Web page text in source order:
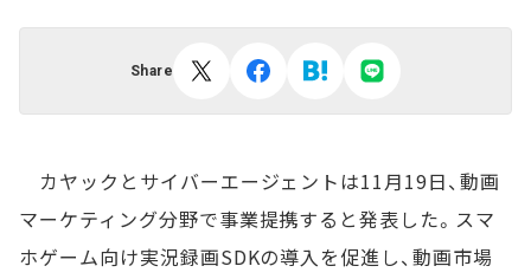
Share
カヤックとサイバーエージェントは11月19日、動画
マーケティング分野で事業提携すると発表した。スマ
ホゲーム向け実況録画SDKの導入を促進し、動画市場